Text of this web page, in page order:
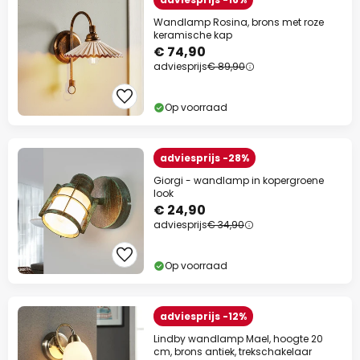
Wandlamp Rosina, brons met roze
keramische kap
€ 74,90
adviesprijs€ 89,90
Op voorraad
adviesprijs -28%
Giorgi - wandlamp in kopergroene
look
€ 24,90
adviesprijs€ 34,90
Op voorraad
adviesprijs -12%
Lindby wandlamp Mael, hoogte 20
cm, brons antiek, trekschakelaar